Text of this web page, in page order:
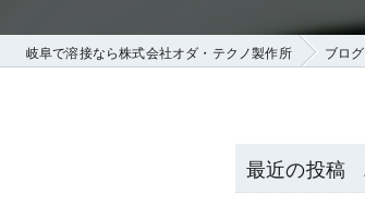
岐阜で溶接なら株式会社オダ・テクノ製作所 ブログ
最近の投稿